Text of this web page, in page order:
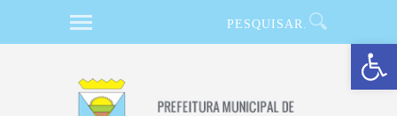
Barra de Ferramentas Aberta